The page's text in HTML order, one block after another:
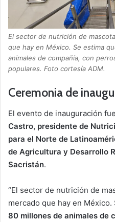
El sector de nutrición de
que hay en México. Se estima
animales de compañía, con
populares. Foto cortesía ADM.
Ceremonia de
El evento de inauguración
Castro, presidente de
para el Norte de
de Agricultura y Desarrollo
Sacristán.
“El sector de nutrición de
mercado que hay en México.
80 millones de animales de